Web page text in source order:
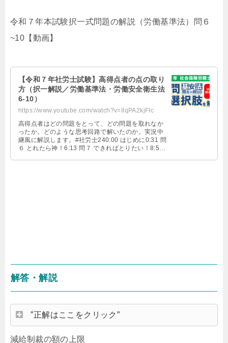
令和７年本試験択一式問題の解説（労働基準法）問６
~10【動画】
【令和７年社労士試験】高得点者の点の取り
方（択一解説／労働基準法・労働安全衛生法
6-10）
https://www.youtube.com/watch?v=IIqPA2kjFIc
高得点者はどの問題をとって、どの問題を取れなか
ったか。どのような思考回路で解いたのか。実況中
継風に解説します。#社労士240:00 はじめに0:31 問
６ とれたら神！6:13 問７ できればとりたい！8:54
解答・解説
”正解はここをクリック”
減給制裁の額の上限